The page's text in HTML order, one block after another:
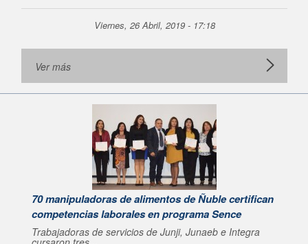
Viernes, 26 Abril, 2019 - 17:18
Ver más
70 manipuladoras de alimentos de Ñuble certifican
competencias laborales en programa Sence
Trabajadoras de servicios de Junji, Junaeb e Integra